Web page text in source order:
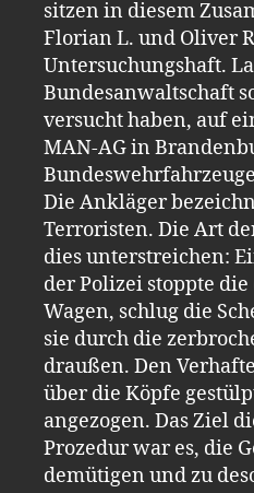
sitzen in diesem
Florian L. und Oliver
Untersuchungshaft.
Bundesanwaltschaft
versucht haben, auf
MAN-AG in
Die Ankläger
Terroristen. Die Art
dies unterstreichen:
der Polizei stoppte
Wagen, schlug die
sie durch die
draußen. Den
über die Köpfe
angezogen. Das Ziel
Prozedur war es, die
demütigen und zu